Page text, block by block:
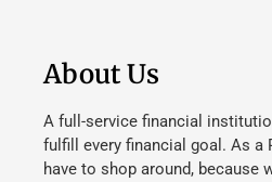
About Us
A full-service financial
fulfill every financial goal. As a
have to shop around, because